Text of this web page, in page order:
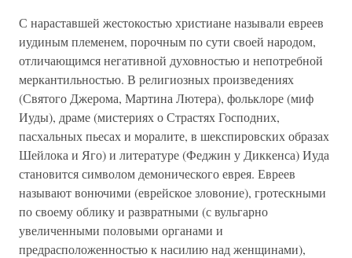
С нараставшей жестокостью христиане называли евреев
иудиным племенем, порочным по сути своей народом,
отличающимся негативной духовностью и непотребной
меркантильностью. В религиозных произведениях
(Святого Джерома, Мартина Лютера), фольклоре (миф
Иуды), драме (мистериях о Страстях Господних,
пасхальных пьесах и моралите, в шекспировских образах
Шейлока и Яго) и литературе (Феджин у Диккенса) Иуда
становится символом демонического еврея. Евреев
называют вонючими (еврейское зловоние), гротескными
по своему облику и развратными (с вульгарно
увеличенными половыми органами и
предрасположенностью к насилию над женщинами),